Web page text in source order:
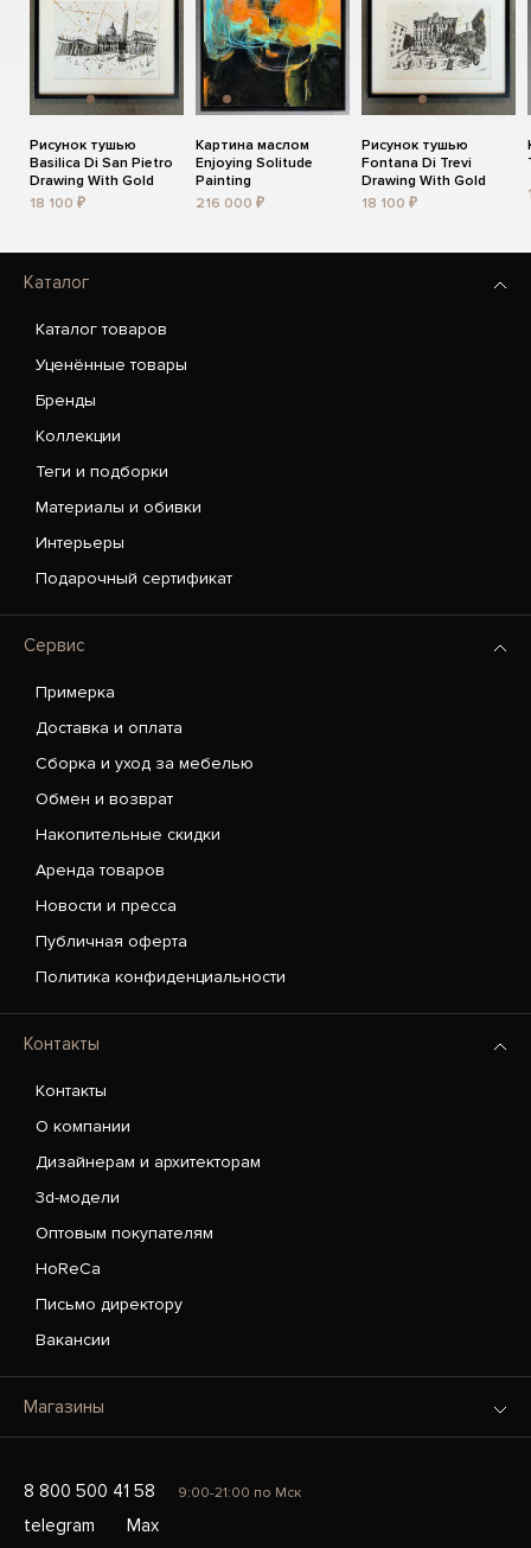
Рисунок тушью
Basilica Di San Pietro
Drawing With Gold
18 100 ₽
Картина маслом
Enjoying Solitude
Painting
216 000 ₽
Рисунок тушью
Fontana Di Trevi
Drawing With Gold
18 100 ₽
Каталог
Каталог товаров
Уценённые товары
Бренды
Коллекции
Теги и подборки
Материалы и обивки
Интерьеры
Подарочный сертификат
Сервис
Примерка
Доставка и оплата
Сборка и уход за мебелью
Обмен и возврат
Накопительные скидки
Аренда товаров
Новости и пресса
Публичная оферта
Политика конфиденциальности
Контакты
Контакты
О компании
Дизайнерам и архитекторам
3d-модели
Оптовым покупателям
HoReCa
Письмо директору
Вакансии
Магазины
8 800 500 41 58 9:00-21:00 по Мск
telegram Max